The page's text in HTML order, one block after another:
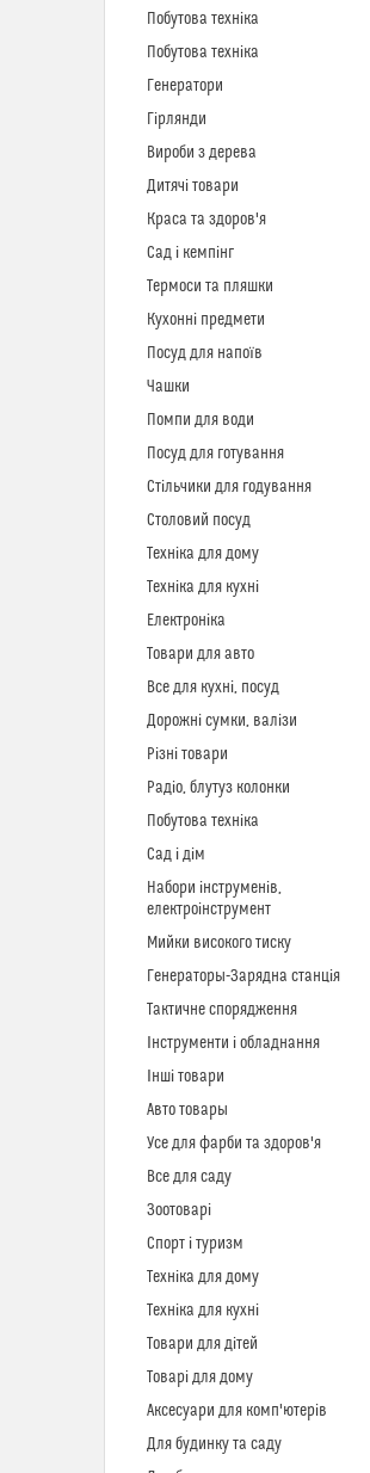
Побутова техніка
Побутова техніка
Генератори
Гірлянди
Вироби з дерева
Дитячі товари
Краса та здоров'я
Сад і кемпінг
Термоси та пляшки
Кухонні предмети
Посуд для напоїв
Чашки
Помпи для води
Посуд для готування
Стільчики для годування
Столовий посуд
Техніка для дому
Техніка для кухні
Електроніка
Товари для авто
Все для кухні, посуд
Дорожні сумки, валізи
Різні товари
Радіо, блутуз колонки
Побутова техніка
Сад і дім
Набори інструменів,
електроінструмент
Мийки високого тиску
Генераторы-Зарядна станція
Тактичне спорядження
Інструменти і обладнання
Інші товари
Авто товары
Усе для фарби та здоров'я
Все для саду
Зоотоварі
Спорт і туризм
Техніка для дому
Техніка для кухні
Товари для дітей
Товарі для дому
Аксесуари для комп'ютерів
Для будинку та саду